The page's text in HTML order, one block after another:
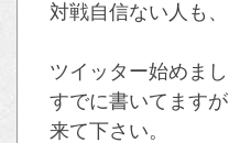
対戦自信ない人も
ツイッター始めまし
すでに書いてます
来て下さい。